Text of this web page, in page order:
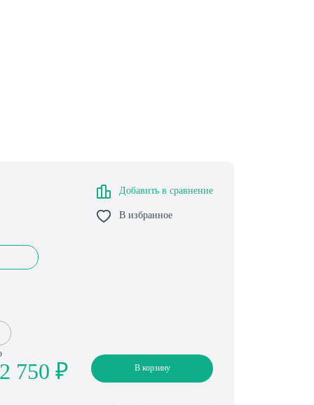
Добавить в сравнение
В избранное
750 ₽ В корзину